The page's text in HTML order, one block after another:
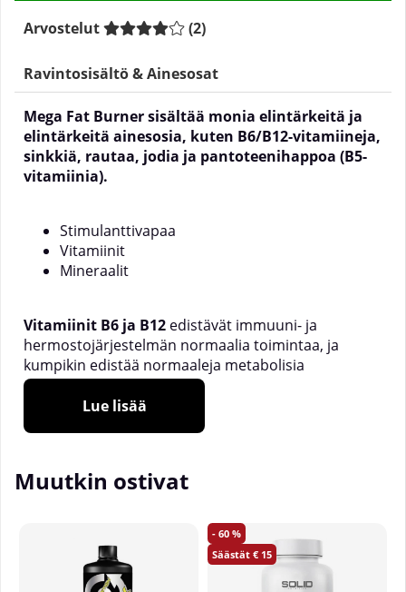
Arvostelut (2)
Ravintosisältö & Ainesosat
Mega Fat Burner sisältää monia elintärkeitä ja
elintärkeitä ainesosia, kuten B6/B12-vitamiineja,
sinkkiä, rautaa, jodia ja pantoteenihappoa (B5-
vitamiinia).
Stimulanttivapaa
Vitamiinit
Mineraalit
Vitamiinit B6 ja B12 edistävät immuuni- ja
hermostojärjestelmän normaalia toimintaa, ja
kumpikin edistää normaaleja metabolisia
prosesseja, jotka tuottavat energiaa. Sinkki edistää
normaalia rasvahappojen aineenvaihduntaa.
tuotantoa ja kilpirauhasen normaalia toimintaa.
energiantuotantoprosesseja.
Annostusohjeet:
3 kapselia päivittäin, 1 ennen ateriaa.
Lue lisää
Muutkin ostivat
60
15